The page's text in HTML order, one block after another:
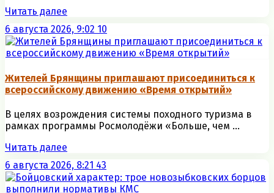
Читать далее
6 августа 2026, 9:02 10
Жителей Брянщины приглашают присоединиться к
всероссийскому движению «Время открытий»
В целях возрождения системы походного туризма в
рамках программы Росмолодёжи «Больше, чем ...
Читать далее
6 августа 2026, 8:21 43